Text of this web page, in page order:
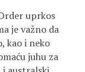
uprkos
je važno da
kao i neko
juhu za